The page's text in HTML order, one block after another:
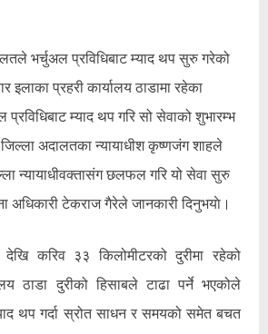
भर्चुअल प्रविधिबाट म्याद थप सुरु गरेको
प्रहरी कार्यालय ठाडामा रहेका
प्रविधिबाट म्याद थप गरि सो सेवाको शुभारम्भ
जिल्ला अदालतका न्यायाधीश कृष्णजंग शाहले
न्यायाधीवक्तासंग छलफल गरि यो सेवा सुरु
अधिकारी टेकराज गैरेले जानकारी दिनुभयाे।
करिव ३३ किलोमीटरको दुरीमा रहेको
ठाडा दुरीको हिसाबले टाढा पर्ने भएकोले
थप गर्दा स्रोत साधन र समयको समेत बचत